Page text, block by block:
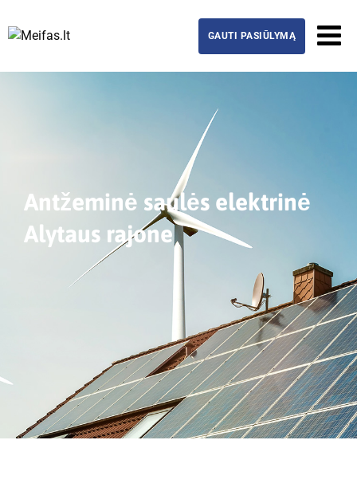
GAUTI PASIŪLYMĄ
Antžeminė saulės elektrinė
Alytaus rajone